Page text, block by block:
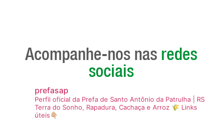
Acompanhe-nos nas redes
sociais
prefasap
Perfil oficial da Prefa de Santo Antônio da Patrulha | RS
Terra do Sonho, Rapadura, Cachaça e Arroz 🌾 Links
úteis👇🏼